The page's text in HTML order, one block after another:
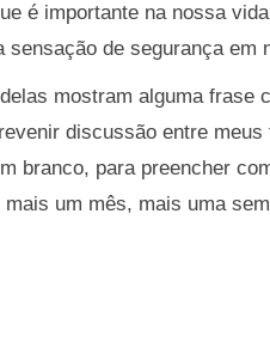
é importante na nossa
sensação de segurança em
mostram alguma frase
discussão entre
branco, para preencher
um mês, mais uma